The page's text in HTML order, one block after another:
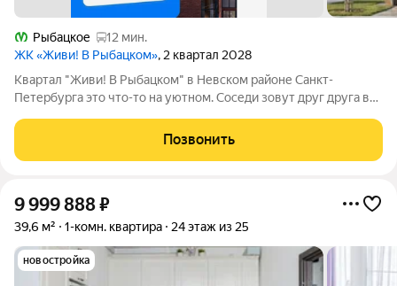
Рыбацкое
12 мин.
ЖК «Живи! В Рыбацком», 2 квартал 2028
Квартал "Живи! В Рыбацком" в Невском районе Санкт-
Петербурга это что-то на уютном. Соседи зовут друг друга в
цветущих аллеях во дворе. Но всего 20 минут пешком и вы у
метро "Рыбацкое",
Позвонить
9 999 888₽
39,6 м² 1-комн. квартира 24 этаж из 25
новостройка